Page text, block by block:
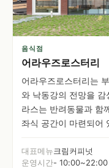
음식점
어라우즈로스터리
어라우즈로스터리는
와 낙동강의 전망을 감
라스는 반려동물과 함
좌식 공간이 마련되어
대표메뉴크림커피넛
운영시간- 10:00~22:00